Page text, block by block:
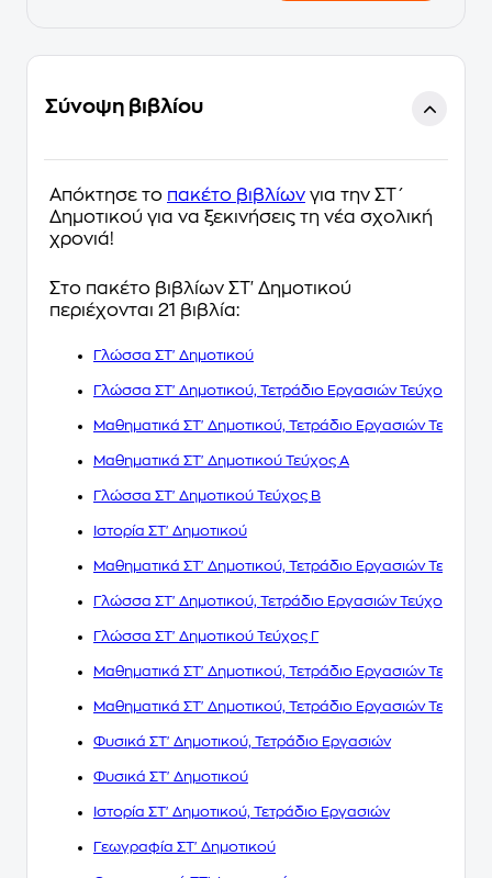
Σύνοψη βιβλίου
Απόκτησε το πακέτο βιβλίων για την ΣΤ΄
Δημοτικού για να ξεκινήσεις τη νέα σχολική
χρονιά!
Στο πακέτο βιβλίων ΣΤ' Δημοτικού
περιέχονται 21 βιβλία:
Γλώσσα ΣΤ' Δημοτικού
Γλώσσα ΣΤ' Δημοτικού, Τετράδιο Εργασιών Τεύχος Α
Μαθηματικά ΣΤ' Δημοτικού, Τετράδιο Εργασιών Τεύχος Α
Μαθηματικά ΣΤ' Δημοτικού Τεύχος Α
Γλώσσα ΣΤ' Δημοτικού Τεύχος Β
Ιστορία ΣΤ' Δημοτικού
Μαθηματικά ΣΤ' Δημοτικού, Τετράδιο Εργασιών Τεύχος Β
Γλώσσα ΣΤ' Δημοτικού, Τετράδιο Εργασιών Τεύχος Β
Γλώσσα ΣΤ' Δημοτικού Τεύχος Γ
Μαθηματικά ΣΤ' Δημοτικού, Τετράδιο Εργασιών Τεύχος Γ
Μαθηματικά ΣΤ' Δημοτικού, Τετράδιο Εργασιών Τεύχος Δ
Φυσικά ΣΤ' Δημοτικού, Τετράδιο Εργασιών
Φυσικά ΣΤ' Δημοτικού
Ιστορία ΣΤ' Δημοτικού, Τετράδιο Εργασιών
Γεωγραφία ΣΤ' Δημοτικού